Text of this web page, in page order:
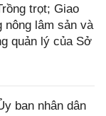
trọt; Giao
nông lâm sản và
quản lý của Sở
ban nhân dân